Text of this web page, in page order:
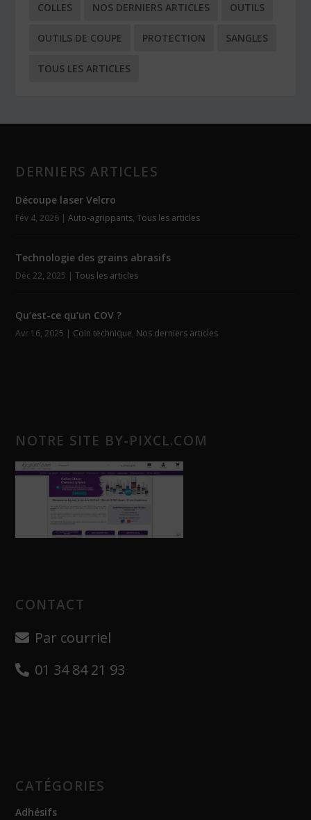
COLLES NOS DERNIERS ARTICLES OUTILS
OUTILS DE COUPE PROTECTION SANGLES
TOUS LES ARTICLES
DERNIERS ARTICLES
Découpe laser Velcro
Fév 4, 2026 |Auto-agrippants,Tous les articles
Technologie des grains abrasifs
Déc 22, 2025 |Tous les articles
Qu’est-ce qu’un COV ?
Avr 16, 2025 | Coin technique, Nos derniers articles
NOTRE SITE BY-PIXCL.COM
CONTACT
Par courriel
01 34 84 21 93
CATÉGORIES
Adhésifs